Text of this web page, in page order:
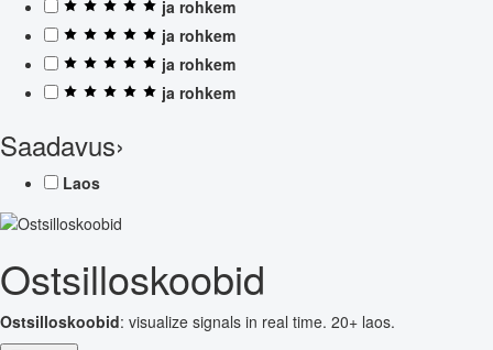
ja rohkem
ja rohkem
ja rohkem
ja rohkem
Saadavus›
Laos
Ostsilloskoobid
Ostsilloskoobid: visualize signals in real time. 20+ laos.